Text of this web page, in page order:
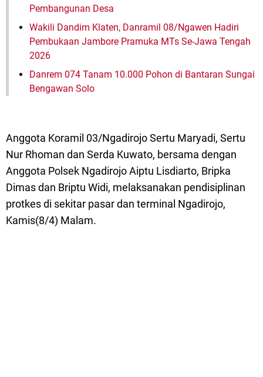
Pembangunan Desa
Wakili Dandim Klaten, Danramil 08/Ngawen Hadiri
Pembukaan Jambore Pramuka MTs Se-Jawa Tengah
2026
Danrem 074 Tanam 10.000 Pohon di Bantaran Sungai
Bengawan Solo
Anggota Koramil 03/Ngadirojo Sertu Maryadi, Sertu
Nur Rhoman dan Serda Kuwato, bersama dengan
Anggota Polsek Ngadirojo Aiptu Lisdiarto, Bripka
Dimas dan Briptu Widi, melaksanakan pendisiplinan
protkes di sekitar pasar dan terminal Ngadirojo,
Kamis(8/4) Malam.